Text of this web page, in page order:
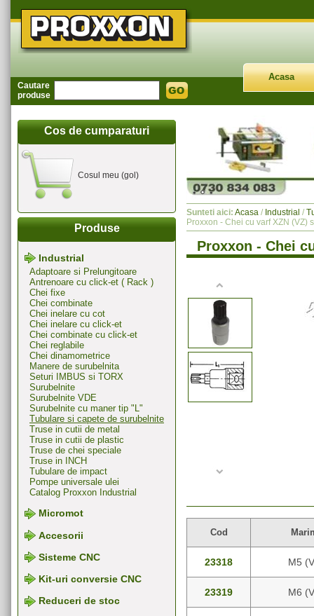
Cautare
produse
Acasa
Cos de cumparaturi
Cosul meu (gol)
Produse
Industrial
Adaptoare si Prelungitoare
Antrenoare cu click-et ( Rack )
Chei fixe
Chei combinate
Chei inelare cu cot
Chei inelare cu click-et
Chei combinate cu click-et
Chei reglabile
Chei dinamometrice
Manere de surubelnita
Seturi IMBUS si TORX
Surubelnite
Surubelnite VDE
Surubelnite cu maner tip "L"
Tubulare si capete de surubelnite
Truse in cutii de metal
Truse in cutii de plastic
Truse de chei speciale
Truse in INCH
Tubulare de impact
Pompe universale ulei
Catalog Proxxon Industrial
Micromot
Accesorii
Sisteme CNC
Kit-uri conversie CNC
Reduceri de stoc
Sunteti aici: Acasa / Industrial /
Proxxon - Chei cu varf XZN (VZ)
Proxxon - Chei
Cod
23318 M5
23319 M6